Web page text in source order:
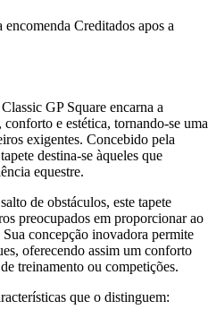
encomenda Creditados apos a
GP Square encarna a
e estética, tornando-se uma
exigentes. Concebido pela
destina-se àqueles que
equestre.
de obstáculos, este tapete
preocupados em proporcionar ao
concepção inovadora permite
oferecendo assim um conforto
treinamento ou competições.
que o distinguem: